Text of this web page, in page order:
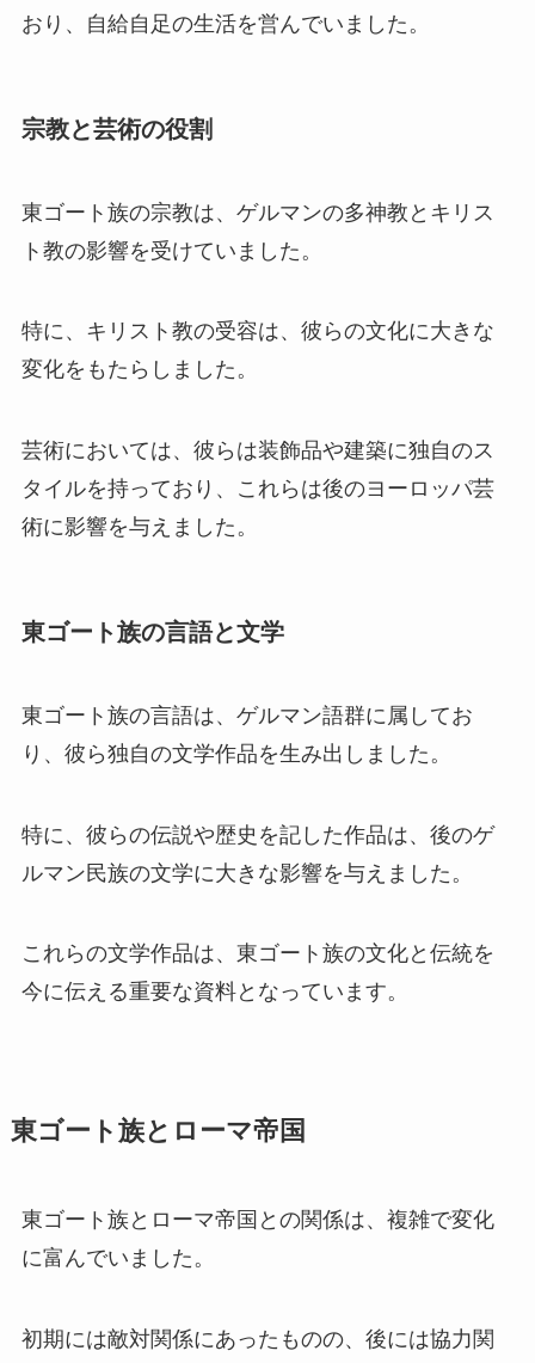
おり、自給自足の生活を営んでいました。
宗教と芸術の役割
東ゴート族の宗教は、ゲルマンの多神教とキリス
ト教の影響を受けていました。
特に、キリスト教の受容は、彼らの文化に大きな
変化をもたらしました。
芸術においては、彼らは装飾品や建築に独自のス
タイルを持っており、これらは後のヨーロッパ芸
術に影響を与えました。
東ゴート族の言語と文学
東ゴート族の言語は、ゲルマン語群に属してお
り、彼ら独自の文学作品を生み出しました。
特に、彼らの伝説や歴史を記した作品は、後のゲ
ルマン民族の文学に大きな影響を与えました。
これらの文学作品は、東ゴート族の文化と伝統を
今に伝える重要な資料となっています。
東ゴート族とローマ帝国
東ゴート族とローマ帝国との関係は、複雑で変化
に富んでいました。
初期には敵対関係にあったものの、後には協力関